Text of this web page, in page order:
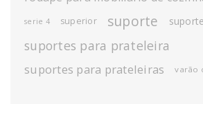
serie 4 superior suporte
suportes para prateleira
suportes para prateleiras varão